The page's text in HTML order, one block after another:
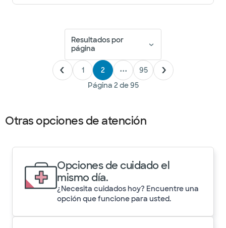
Resultados por
página
1 2 •••
95
Página 2 de95
Otras opciones de atención
Opciones de cuidado el
mismo día.
¿Necesita cuidados hoy? Encuentre una
opción que funcione para usted.